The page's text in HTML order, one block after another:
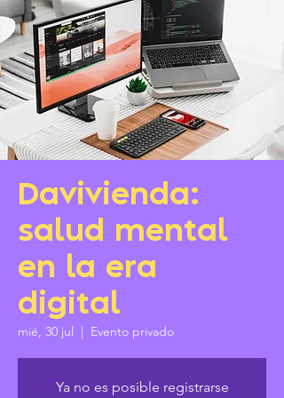
Davivienda:
salud mental
en la era
digital
mié, 30 jul
  |
Evento privado
Ya no es posible registrarse